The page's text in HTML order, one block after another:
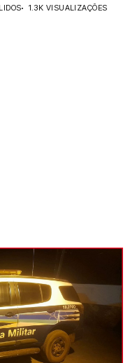
1.3K VISUALIZAÇÕES